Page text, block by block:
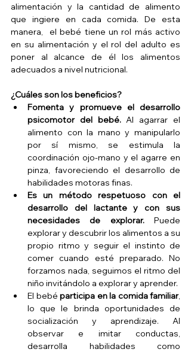
alimentación y la cantidad de alimento
que ingiere en cada comida. De esta
manera,  el bebé tiene un rol más activo
en su alimentación y el rol del adulto es
poner al alcance de él los alimentos
adecuados a nivel nutricional.
¿Cuáles son los beneficios?
Fomenta y promueve el desarrollo
psicomotor del bebé. Al agarrar el
alimento con la mano y manipularlo
por sí mismo, se estimula la
coordinación ojo-mano y el agarre en
pinza, favoreciendo el desarrollo de
habilidades motoras finas.
Es un método respetuoso con el
desarrollo del lactante y con sus
necesidades de explorar. Puede
explorar y descubrir los alimentos a su
propio ritmo y seguir el instinto de
comer cuando esté preparado. No
forzamos nada, seguimos el ritmo del
niño invitándolo a explorar y aprender.
El bebé participa en la comida familiar,
lo que le brinda oportunidades de
socialización y aprendizaje. Al
observar e imitar conductas,
desarrolla habilidades como